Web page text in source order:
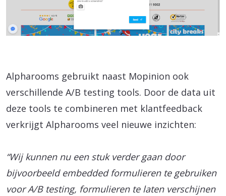
Alpharooms gebruikt naast Mopinion ook
verschillende A/B testing tools. Door de data uit
deze tools te combineren met klantfeedback
verkrijgt Alpharooms veel nieuwe inzichten:
“Wij kunnen nu een stuk verder gaan door
bijvoorbeeld embedded formulieren te gebruiken
voor A/B testing, formulieren te laten verschijnen